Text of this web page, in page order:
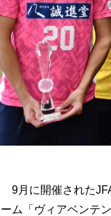
9月に開催された
ーム「ヴィアベンテ